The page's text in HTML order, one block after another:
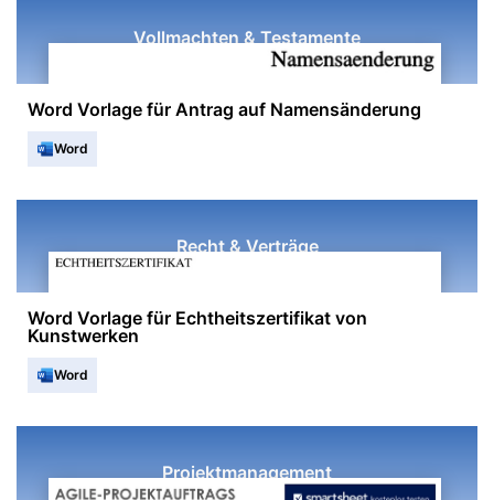
Vollmachten & Testamente
Word Vorlage für Antrag auf Namensänderung
Word
Recht & Verträge
Word Vorlage für Echtheitszertifikat von
Kunstwerken
Word
Projektmanagement